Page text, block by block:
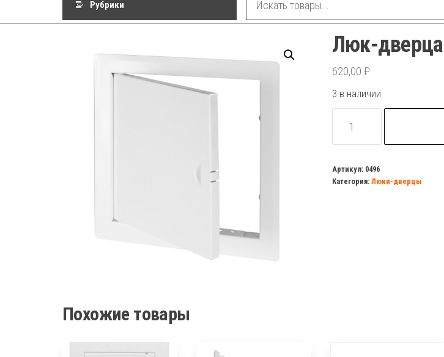
Рубрики
Люк-
620,00 ₽
3 в наличии
товара
дверца
300х400
Артикул: 0496
Категория: Люки-дверцы
Похожие товары